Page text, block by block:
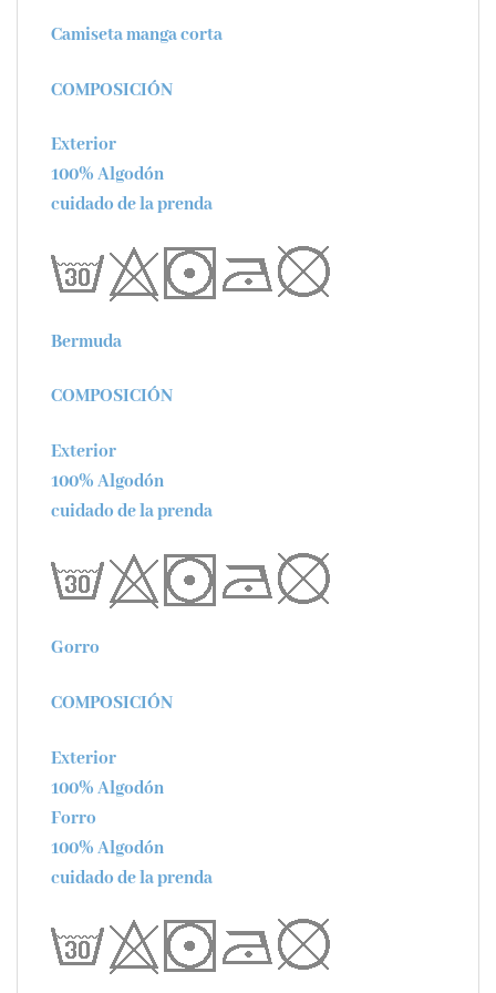
Camiseta manga corta
COMPOSICIÓN
Exterior
100% Algodón
cuidado de la prenda
Bermuda
COMPOSICIÓN
Exterior
100% Algodón
cuidado de la prenda
Gorro
COMPOSICIÓN
Exterior
100% Algodón
Forro
100% Algodón
cuidado de la prenda